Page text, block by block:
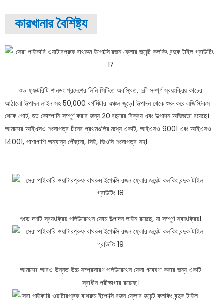
কারখানার বৈশিষ্ট্য
শুড ফ্যাক্টরিটি শানডং প্রদেশের লিনি সিটিতে অবস্থিত, দুটি সম্পূর্ণ স্বয়ংক্রিয় কাচের
আঠালো উত্পাদন লাইন সহ 50,000 বর্গমিটার অঞ্চল জুড়ে। উত্পাদন থেকে শুরু করে লজিস্টিকস
থেকে পোর্ট, শুড কোম্পানি সম্পূর্ণ করার জন্য 20 বছরের বিক্রয় এবং উত্পাদন অভিজ্ঞতা রয়েছে।
আমাদের আইএসও শংসাপত্র চীনের প্রথমগুলির মধ্যে একটি, আইএসও 9001 এবং আইএসও
14001, পাশাপাশি অন্যান্য পৌঁছনো, সিই, ভিওসি শংসাপত্র সহ।
শুডে দশটি স্বয়ংক্রিয় পলিউরেথেন ফোম উত্পাদন লাইন রয়েছে, যা সম্পূর্ণ স্বয়ংক্রিয়।
আমাদের আরও উন্নত উচ্চ সম্প্রসারণ পলিউরেথেন ফেনা গবেষণা করার জন্য একটি
স্বাধীন পরীক্ষাগার রয়েছে।